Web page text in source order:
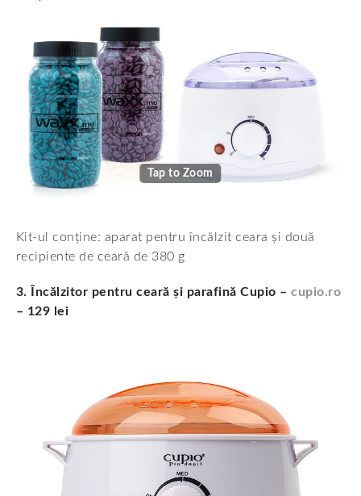
Tap to Zoom
Kit-ul conține: aparat pentru încălzit ceara și două
recipiente de ceară de 380 g
3. Încălzitor pentru ceară și parafină Cupio –cupio.ro
– 129 lei